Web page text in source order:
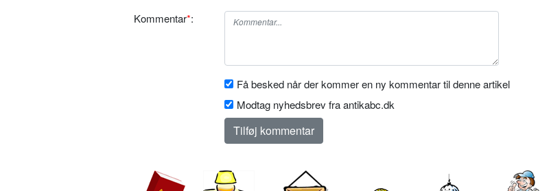
Kommentar*:
Få besked når der kommer en ny kommentar til denne artikel
Modtag nyhedsbrev fra antikabc.dk